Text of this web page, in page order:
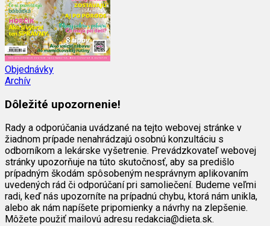
Objednávky
Archív
Dôležité upozornenie!
Rady a odporúčania uvádzané na tejto webovej stránke v
žiadnom prípade nenahrádzajú osobnú konzultáciu s
odborníkom a lekárske vyšetrenie. Prevádzkovateľ webovej
stránky upozorňuje na túto skutočnosť, aby sa predišlo
prípadným škodám spôsobeným nesprávnym aplikovaním
uvedených rád či odporúčaní pri samoliečení. Budeme veľmi
radi, keď nás upozorníte na prípadnú chybu, ktorá nám unikla,
alebo ak nám napíšete pripomienky a návrhy na zlepšenie.
Môžete použiť mailovú adresu redakcia@dieta.sk.